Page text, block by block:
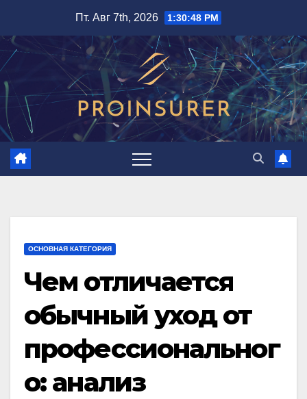
содержимому
Пт. Авг 7th, 2026 1:30:50 PM
ОСНОВНАЯ КАТЕГОРИЯ
Чем отличается
обычный уход от
профессиональног
о: анализ